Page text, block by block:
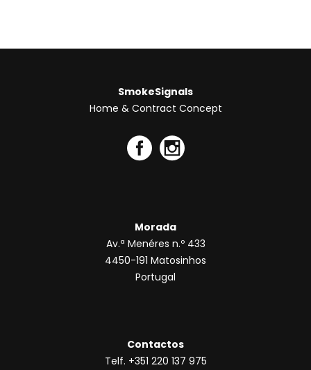
SmokeSignals
Home & Contract Concept
Morada
Av.ª Menéres n.º 433
4450-191 Matosinhos
Portugal
Contactos
Telf. +351 220 137 975